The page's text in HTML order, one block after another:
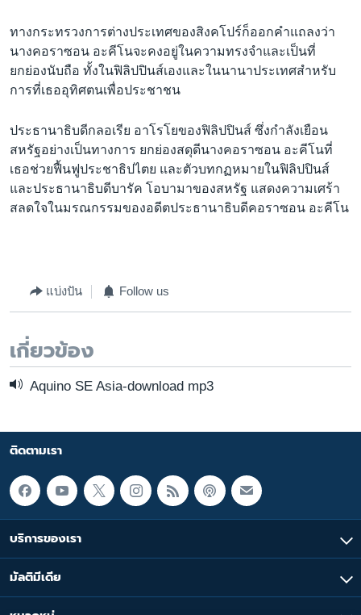
ทางกระทรวงการต่างประเทศของสิงคโปร์ก็ออกคำแถลงว่า
นางคอราซอน อะคีโนจะคงอยู่ในความทรงจำและเป็นที่
ยกย่องนับถือ ทั้งในฟิลิปปินส์เองและในนานาประเทศสำหรับ
การที่เธออุทิศตนเพื่อประชาชน
ประธานาธิบดีกลอเรีย อาโรโยของฟิลิปปินส์ ซึ่งกำลังเยือน
สหรัฐอย่างเป็นทางการ ยกย่องสดุดีนางคอราซอน อะคีโนที่
เธอช่วยฟื้นฟูประชาธิปไตย และตัวบทกฏหมายในฟิลิปปินส์
และประธานาธิบดีบารัค โอบามาของสหรัฐ แสดงความเศร้า
สลดใจในมรณกรรมของอดีตประธานาธิบดีคอราซอน อะคีโน
แบ่งปัน Follow us
เกี่ยวข้อง
Aquino SE Asia-download mp3
ติดตามเรา
บริการของเรา
มัลติมีเดีย